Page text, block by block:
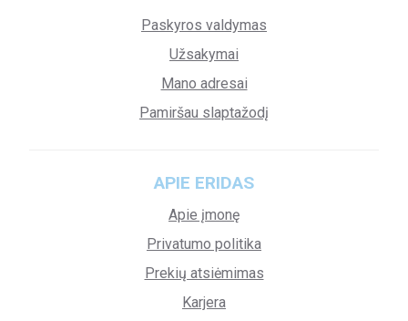
Paskyros valdymas
Užsakymai
Mano adresai
Pamiršau slaptažodį
APIE ERIDAS
Apie įmonę
Privatumo politika
Prekių atsiėmimas
Karjera